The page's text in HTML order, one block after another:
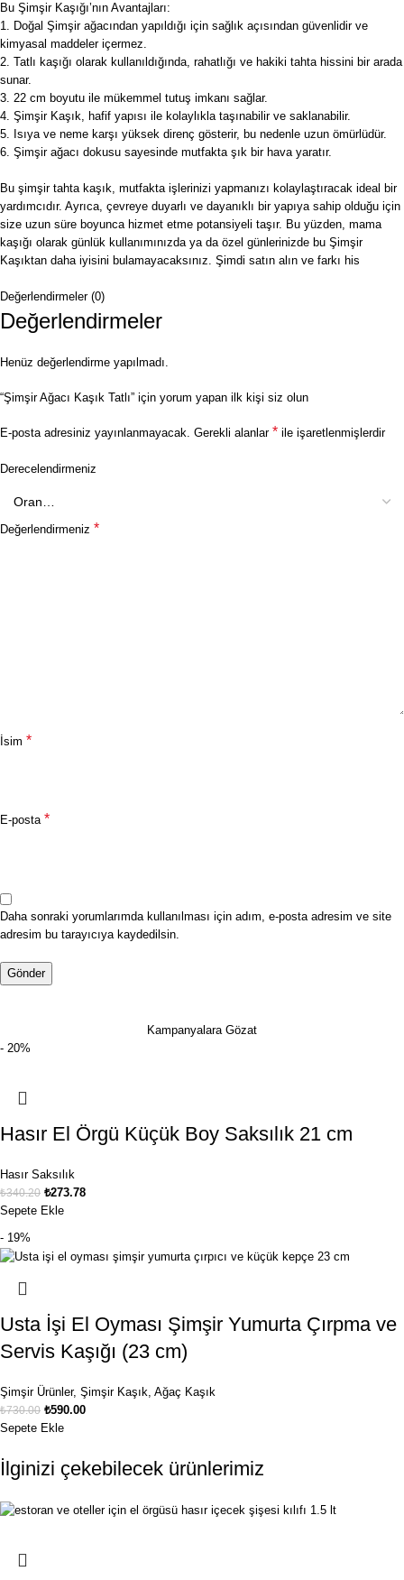
Bu Şimşir Kaşığı’nın Avantajları:
1. Doğal Şimşir ağacından yapıldığı için sağlık açısından güvenlidir ve
kimyasal maddeler içermez.
2. Tatlı kaşığı olarak kullanıldığında, rahatlığı ve hakiki tahta hissini bir arada
sunar.
3. 22 cm boyutu ile mükemmel tutuş imkanı sağlar.
4. Şimşir Kaşık, hafif yapısı ile kolaylıkla taşınabilir ve saklanabilir.
5. Isıya ve neme karşı yüksek direnç gösterir, bu nedenle uzun ömürlüdür.
6. Şimşir ağacı dokusu sayesinde mutfakta şık bir hava yaratır.
Bu şimşir tahta kaşık, mutfakta işlerinizi yapmanızı kolaylaştıracak ideal bir
yardımcıdır. Ayrıca, çevreye duyarlı ve dayanıklı bir yapıya sahip olduğu için
size uzun süre boyunca hizmet etme potansiyeli taşır. Bu yüzden, mama
kaşığı olarak günlük kullanımınızda ya da özel günlerinizde bu Şimşir
Kaşıktan daha iyisini bulamayacaksınız. Şimdi satın alın ve farkı his
Değerlendirmeler (0)
Değerlendirmeler
Henüz değerlendirme yapılmadı.
“Şimşir Ağacı Kaşık Tatlı” için yorum yapan ilk kişi siz olun
E-posta adresiniz yayınlanmayacak. Gerekli alanlar * ile işaretlenmişlerdir
Derecelendirmeniz
Değerlendirmeniz *
İsim *
E-posta *
Daha sonraki yorumlarımda kullanılması için adım, e-posta adresim ve site
adresim bu tarayıcıya kaydedilsin.
Kampanyalara Gözat
- 20%
Hasır El Örgü Küçük Boy Saksılık 21 cm
Hasır Saksılık
₺340.20 ₺273.78
Sepete Ekle
- 19%
Usta İşi El Oyması Şimşir Yumurta Çırpma ve
Servis Kaşığı (23 cm)
Şimşir Ürünler, Şimşir Kaşık Ağaç Kaşık
₺730.00 ₺590.00
Sepete Ekle
İlginizi çekebilecek ürünlerimiz